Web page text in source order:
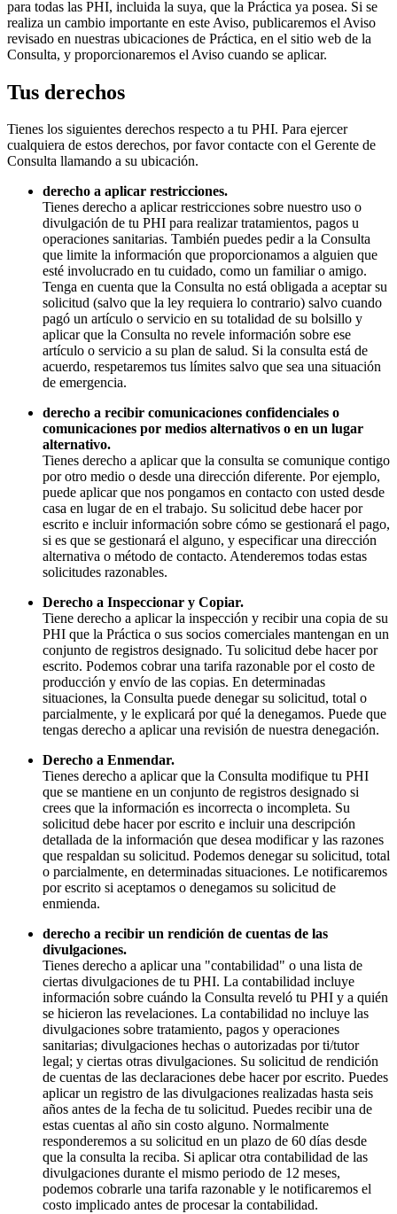
para todas las PHI, incluida la suya, que la Práctica ya posea. Si se
realiza un cambio importante en este Aviso, publicaremos el Aviso
revisado en nuestras ubicaciones de Práctica, en el sitio web de la
Consulta, y proporcionaremos el Aviso cuando se aplicar.
Tus derechos
Tienes los siguientes derechos respecto a tu PHI. Para ejercer
cualquiera de estos derechos, por favor contacte con el Gerente de
Consulta llamando a su ubicación.
derecho a aplicar restricciones.
Tienes derecho a aplicar restricciones sobre nuestro uso o
divulgación de tu PHI para realizar tratamientos, pagos u
operaciones sanitarias. También puedes pedir a la Consulta
que limite la información que proporcionamos a alguien que
esté involucrado en tu cuidado, como un familiar o amigo.
Tenga en cuenta que la Consulta no está obligada a aceptar su
solicitud (salvo que la ley requiera lo contrario) salvo cuando
pagó un artículo o servicio en su totalidad de su bolsillo y
aplicar que la Consulta no revele información sobre ese
artículo o servicio a su plan de salud. Si la consulta está de
acuerdo, respetaremos tus límites salvo que sea una situación
de emergencia.
derecho a recibir comunicaciones confidenciales o
comunicaciones por medios alternativos o en un lugar
alternativo.
Tienes derecho a aplicar que la consulta se comunique contigo
por otro medio o desde una dirección diferente. Por ejemplo,
puede aplicar que nos pongamos en contacto con usted desde
casa en lugar de en el trabajo. Su solicitud debe hacer por
escrito e incluir información sobre cómo se gestionará el pago,
si es que se gestionará el alguno, y especificar una dirección
alternativa o método de contacto. Atenderemos todas estas
solicitudes razonables.
Derecho a Inspeccionar y Copiar.
Tiene derecho a aplicar la inspección y recibir una copia de su
PHI que la Práctica o sus socios comerciales mantengan en un
conjunto de registros designado. Tu solicitud debe hacer por
escrito. Podemos cobrar una tarifa razonable por el costo de
producción y envío de las copias. En determinadas
situaciones, la Consulta puede denegar su solicitud, total o
parcialmente, y le explicará por qué la denegamos. Puede que
tengas derecho a aplicar una revisión de nuestra denegación.
Derecho a Enmendar.
Tienes derecho a aplicar que la Consulta modifique tu PHI
que se mantiene en un conjunto de registros designado si
crees que la información es incorrecta o incompleta. Su
solicitud debe hacer por escrito e incluir una descripción
detallada de la información que desea modificar y las razones
que respaldan su solicitud. Podemos denegar su solicitud, total
o parcialmente, en determinadas situaciones. Le notificaremos
por escrito si aceptamos o denegamos su solicitud de
enmienda.
derecho a recibir un rendición de cuentas de las
divulgaciones.
Tienes derecho a aplicar una "contabilidad" o una lista de
ciertas divulgaciones de tu PHI. La contabilidad incluye
información sobre cuándo la Consulta reveló tu PHI y a quién
se hicieron las revelaciones. La contabilidad no incluye las
divulgaciones sobre tratamiento, pagos y operaciones
sanitarias; divulgaciones hechas o autorizadas por ti/tutor
legal; y ciertas otras divulgaciones. Su solicitud de rendición
de cuentas de las declaraciones debe hacer por escrito. Puedes
aplicar un registro de las divulgaciones realizadas hasta seis
años antes de la fecha de tu solicitud. Puedes recibir una de
estas cuentas al año sin costo alguno. Normalmente
responderemos a su solicitud en un plazo de 60 días desde
que la consulta la reciba. Si aplicar otra contabilidad de las
divulgaciones durante el mismo periodo de 12 meses,
podemos cobrarle una tarifa razonable y le notificaremos el
costo implicado antes de procesar la contabilidad.